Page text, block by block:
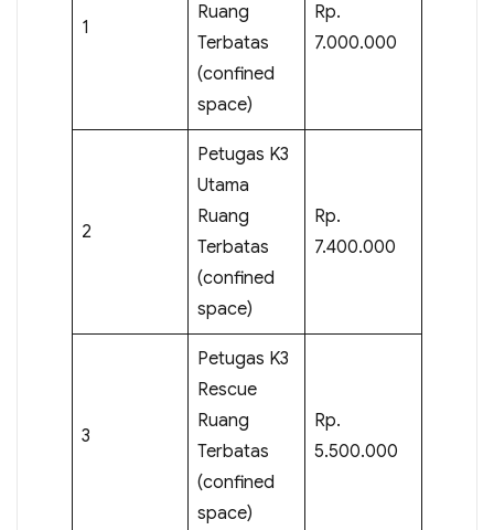
1
Ruang
Terbatas
(confined
space)
Rp.
7.000.000
2
Petugas K3
Utama
Ruang
Terbatas
(confined
space)
Rp.
7.400.000
3
Petugas K3
Rescue
Ruang
Terbatas
(confined
space)
Rp.
5.500.000